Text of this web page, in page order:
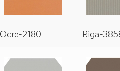
Ocre-2180 Riga-